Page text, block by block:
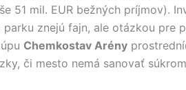
51 mil. EUR bežných príjmov).
parku znejú fajn, ale otázkou pre
Chemkostav Arény
či mesto nemá sanovať